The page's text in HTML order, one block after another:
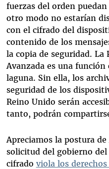
fuerzas del orden
otro modo no estarían
con el cifrado del
contenido de los
la copia de seguridad. La
Avanzada es una función
laguna. Sin ella, los
seguridad de los
Reino Unido serán
tanto, podrán
Apreciamos la postura
solicitud del gobierno
cifrado viola los